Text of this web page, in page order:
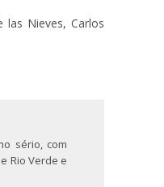
Nieves, Carlos
sério, com
Rio Verde e